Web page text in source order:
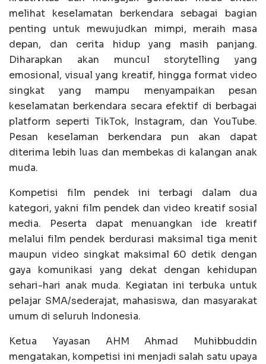
melihat keselamatan berkendara sebagai bagian
penting untuk mewujudkan mimpi, meraih masa
depan, dan cerita hidup yang masih panjang.
Diharapkan akan muncul storytelling yang
emosional, visual yang kreatif, hingga format video
singkat yang mampu menyampaikan pesan
keselamatan berkendara secara efektif di berbagai
platform seperti TikTok, Instagram, dan YouTube.
Pesan keselaman berkendara pun akan dapat
diterima lebih luas dan membekas di kalangan anak
muda.
Kompetisi film pendek ini terbagi dalam dua
kategori, yakni film pendek dan video kreatif sosial
media. Peserta dapat menuangkan ide kreatif
melalui film pendek berdurasi maksimal tiga menit
maupun video singkat maksimal 60 detik dengan
gaya komunikasi yang dekat dengan kehidupan
sehari-hari anak muda. Kegiatan ini terbuka untuk
pelajar SMA/sederajat, mahasiswa, dan masyarakat
umum di seluruh Indonesia.
Ketua Yayasan AHM Ahmad Muhibbuddin
mengatakan, kompetisi ini menjadi salah satu upaya